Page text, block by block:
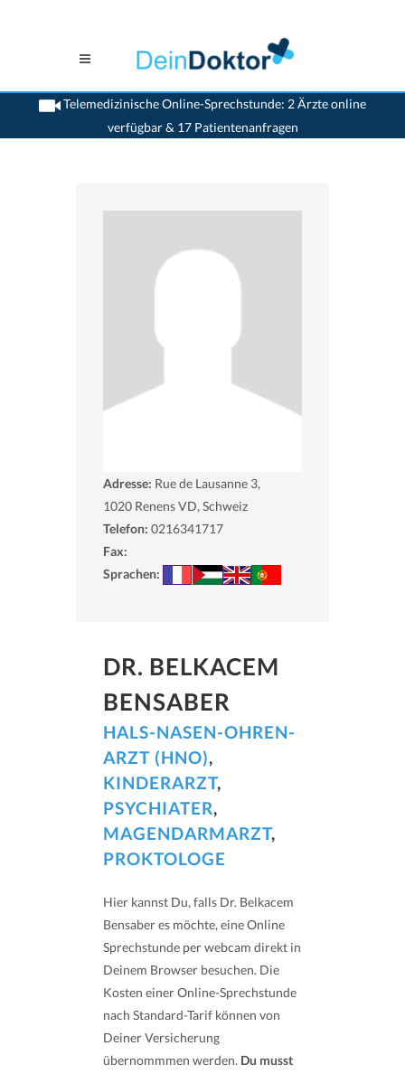
Telemedizinische Online-Sprechstunde: 2 Ärzte online
verfügbar & 17 Patientenanfragen
>Hals Nasen Ohren Aerzte (HNO)>Renens VD>Dr. Belkacem Bensaber>
Adresse: Rue de Lausanne 3,
1020 Renens VD, Schweiz
Telefon: 0216341717
Fax:
Sprachen:
DR. BELKACEM
BENSABER
HALS-NASEN-OHREN-
ARZT (HNO),
KINDERARZT,
PSYCHIATER,
MAGENDARMARZT,
PROKTOLOGE
Hier kannst Du, falls Dr. Belkacem
Bensaber es möchte, eine Online
Sprechstunde per webcam direkt in
Deinem Browser besuchen. Die
Kosten einer Online-Sprechstunde
nach Standard-Tarif können von
Deiner Versicherung
übernommmen werden. Du musst